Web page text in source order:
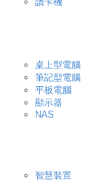
桌上型電腦
筆記型電腦
平板電腦
顯示器
NAS
智慧裝置